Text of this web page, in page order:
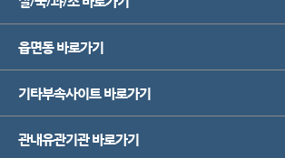
읍면동 바로가기
기타부속사이트 바로가기
관내유관기관 바로가기